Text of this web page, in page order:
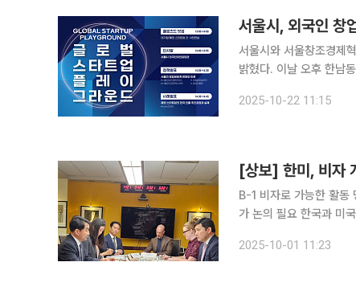
서울시, 외국인 창
서울시와 서울창조경제
밝혔다. 이날 오후 한남동 서울파트너스하우스에서 열리는 포럼에는 외국인 창업자와 유학생, 국내
만남이 진행된다. 이 자
2025-10-22 11:15
[상보] 한미, 비자
B-1 비자로 가능한 활동
가 논의 필요 한국과 미국이 지난달 조지아주 현대차그룹·LG에너지솔루션 합작 배터리 공장 건설
다. 1일 외교부에 따르
2025-10-01 11:23